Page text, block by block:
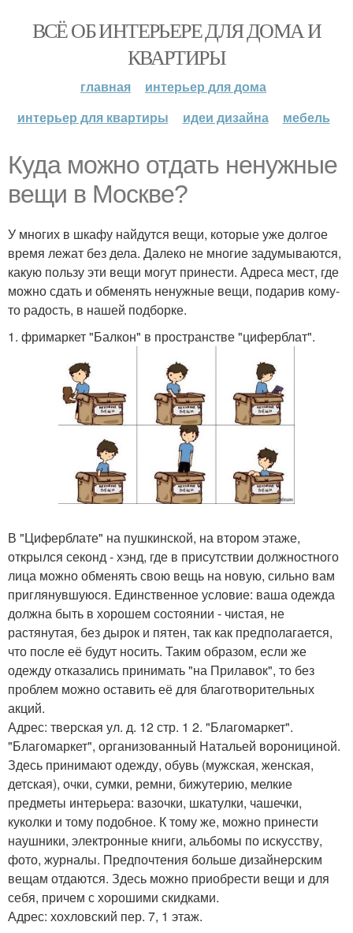
ВСЁ ОБ ИНТЕРЬЕРЕ ДЛЯ ДОМА И
КВАРТИРЫ
главная
интерьер для дома
интерьер для квартиры
идеи дизайна мебель
Куда можно отдать ненужные
вещи в Москве?
У многих в шкафу найдутся вещи, которые уже долгое
время лежат без дела. Далеко не многие задумываются,
какую пользу эти вещи могут принести. Адреса мест, где
можно сдать и обменять ненужные вещи, подарив кому-
то радость, в нашей подборке.
1. фримаркет "Балкон" в пространстве "циферблат".
В "Циферблате" на пушкинской, на втором этаже,
открылся секонд - хэнд, где в присутствии должностного
лица можно обменять свою вещь на новую, сильно вам
приглянувшуюся. Единственное условие: ваша одежда
должна быть в хорошем состоянии - чистая, не
растянутая, без дырок и пятен, так как предполагается,
что после её будут носить. Таким образом, если же
одежду отказались принимать "на Прилавок", то без
проблем можно оставить её для благотворительных
акций.
Адрес: тверская ул. д. 12 стр. 1 2. "Благомаркет".
"Благомаркет", организованный Натальей воронициной.
Здесь принимают одежду, обувь (мужская, женская,
детская), очки, сумки, ремни, бижутерию, мелкие
предметы интерьера: вазочки, шкатулки, чашечки,
куколки и тому подобное. К тому же, можно принести
наушники, электронные книги, альбомы по искусству,
фото, журналы. Предпочтения больше дизайнерским
вещам отдаются. Здесь можно приобрести вещи и для
себя, причем с хорошими скидками.
Адрес: хохловский пер. 7, 1 этаж.